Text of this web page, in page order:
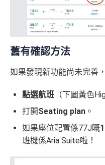
舊有確認方法
如果發現新功能尚未完善
點選航班 （下圖黃色
打開Seating plan 。
如果座位配置係77J嘅
班機係Aria Suite啦！